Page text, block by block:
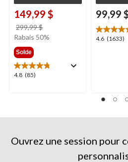
149,99 $
299,99 $
était
Rabais 50%
Solde
4.8 (85)
4.8
99,99
4.6 (1633)
4.6
Ouvrez une session pour